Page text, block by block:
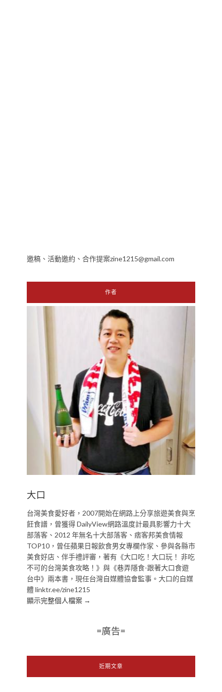
邀稿、活動邀約、合作提案zine1215@gmail.com
作者
大口
台灣美食愛好者，2007開始在網路上分享旅遊美食與烹
飪食譜，曾獲得 DailyView網路溫度計最具影響力十大
部落客、2012 年無名十大部落客、痞客邦美食情報
TOP10，曾任蘋果日報飲食男女專欄作家、參與各縣市
美食好店、伴手禮評審，著有《大口吃！大口玩！ 非吃
不可的台灣美食攻略！》與《巷弄隱食-跟著大口食遊
台中》兩本書，現任台灣自媒體協會監事。大口的自媒
體 linktr.ee/zine1215
顯示完整個人檔案 →
=廣告=
近期文章